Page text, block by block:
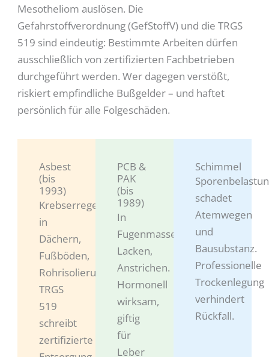
Mesotheliom auslösen. Die
Gefahrstoffverordnung (GefStoffV) und die TRGS
519 sind eindeutig: Bestimmte Arbeiten dürfen
ausschließlich von zertifizierten Fachbetrieben
durchgeführt werden. Wer dagegen verstößt,
riskiert empfindliche Bußgelder – und haftet
persönlich für alle Folgeschäden.
Asbest
(bis
1993)
Krebserregend,
in
Dächern,
Fußböden,
Rohrisolierungen.
TRGS
519
schreibt
zertifizierte
PCB &
PAK
(bis
1989)
In
Fugenmassen,
Lacken,
Anstrichen.
Hormonell
wirksam,
giftig
für
Leber
Schimmel
schadet
Atemwegen
und
Bausubstanz.
Professionelle
Trockenlegung
verhindert
Rückfall.